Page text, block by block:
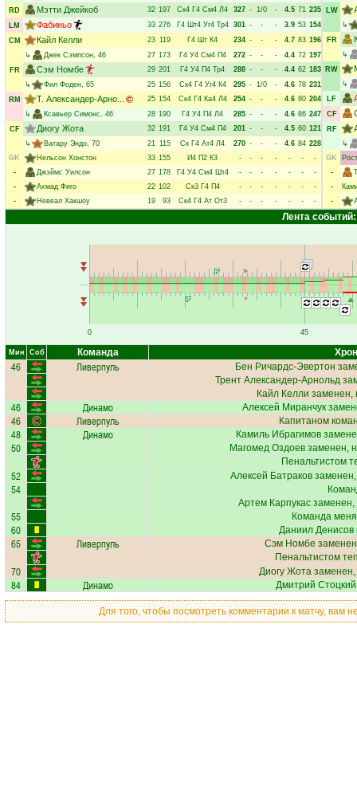
RD
Мэтти Джейкоб 32 197 Ск4 Г4 См4 Л4 327 - 1/0 - 4.5 71 235
LM
Фабиньо 33 276 Г4 Шт4 Уг4 Тр4 301 - - - 3.9 53 154
CM
Кайл Келли 23 119 Г4 Шт К4 234 - - - 4.7 83 196
↳
Джек Сэмпсон, 46 27 173 Г4 У4 См4 П4 272 - - - 4.4 72 197
FR
Сэм Номбе 29 201 Г4 У4 П4 Тр4 288 - - - 4.4 62 183
↳
Фил Фоден, 65 25 156 Ск4 Г4 Уг4 К4 295 - 1/0 - 4.6 78 231
RM
Т. Александер-Арно... 25 154 Ск4 Г4 Ка4 Л4 254 - - - 4.6 80 204
↳
Ксавьер Симонс, 46 28 190 Г4 У4 П4 Л4 285 - - - 4.6 86 247
CF
Диогу Жота 32 191 Г4 У4 См4 П4 201 - - - 4.5 60 121
↳
Ватару Эндо, 70 21 115 Ск Г4 Ат4 Л4 270 - - - 4.6 84 228
GK
Нельсон Хонстон 33 155 И4 П2 К3 - - - - - -
-
-
Джэймс Уилсон 27 178 Г4 У4 См4 Шт4 - - - - - -
-
-
Ахмад Фиго 22 102 Ск3 Г4 П4 - - - - - -
-
-
Невеал Хакшоу 19 93 Ск4 Г4 Ат От3 - - - - - - -
LW
↳
FR
↳
RW
↳
LF
CF
RF
↳
GK
-
-
-
Лента событий:
0 45
Мин Соб Команда
46 Ливерпуль Бен Ричардс-Эвертон
Трент Александер-Арнольд
Кайл Келли заменен,
46 Динамо Алексей Миранчук
46 Ливерпуль Капитаном
48 Динамо Камиль Ибрагимов
50 Магомед Оздоев заменен,
Пенальтистом
52 Алексей Батраков
54
Артем Карпукас
55 Команда
60 Даниил Денисов
65 Ливерпуль Сэм Номбе
Пенальтистом
70 Диогу Жота
84 Динамо Дмитрий Стоцкий
Для того, чтобы посмотреть комментарии к матчу, вам